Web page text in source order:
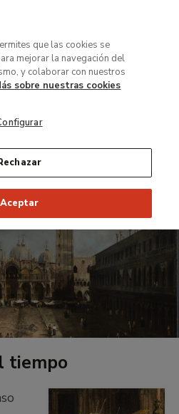
tiempo
que las cookies se
mejorar la navegación del
y colaborar con nuestros
sobre nuestras cookies
Aceptar